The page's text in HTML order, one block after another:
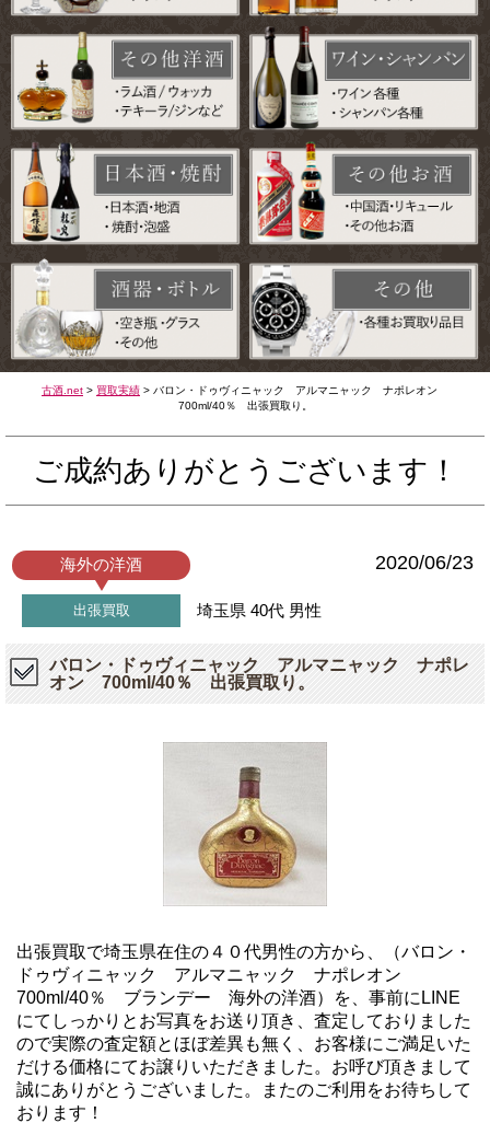
古酒.net > 買取実績 > バロン・ドゥヴィニャック アルマニャック ナポレオン
700ml/40％ 出張買取り。
ご成約ありがとうございます！
海外の洋酒 2020/06/23
出張買取 埼玉県 40代 男性
バロン・ドゥヴィニャック アルマニャック ナポレ
オン 700ml/40％ 出張買取り。
出張買取で埼玉県在住の４０代男性の方から、（バロン・
ドゥヴィニャック アルマニャック ナポレオン
700ml/40％ ブランデー 海外の洋酒）を、事前にLINE
にてしっかりとお写真をお送り頂き、査定しておりました
ので実際の査定額とほぼ差異も無く、お客様にご満足いた
だける価格にてお譲りいただきました。お呼び頂きまして
誠にありがとうございました。またのご利用をお待ちして
おります！